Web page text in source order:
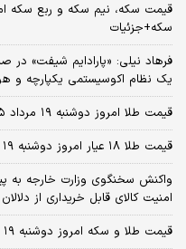
سکه+جزئیات
فرهاد نیلی: «پارادایم شیفت»
یک نظام اکوسیستمی یکپارچه و
قیمت طلا امروز دوشنبه ۱۹ مرداد ۱۴۰۵/رشد قیمت طلا
قیمت طلا ۱۸ عیار امروز دوشنبه ۱۹ مرداد ۱۴۰۵/ طلا گران شد+جزئیات
واکنش سخنگوی وزارت خارجه به
امنیت کالای قابل خریداری از
قیمت طلا و سکه امروز دوشنبه ۱۹ مرداد ۱۴۰۵/افزایش قیمت طلا و سکه